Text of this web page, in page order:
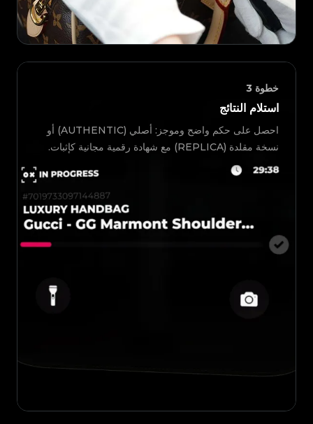
خطوة 3
استلام النتائج
احصل على حكم واضح وموجز: أصلي (AUTHENTIC) أو
نسخة مقلدة (REPLICA) مع شهادة رقمية مجانية كإثبات.